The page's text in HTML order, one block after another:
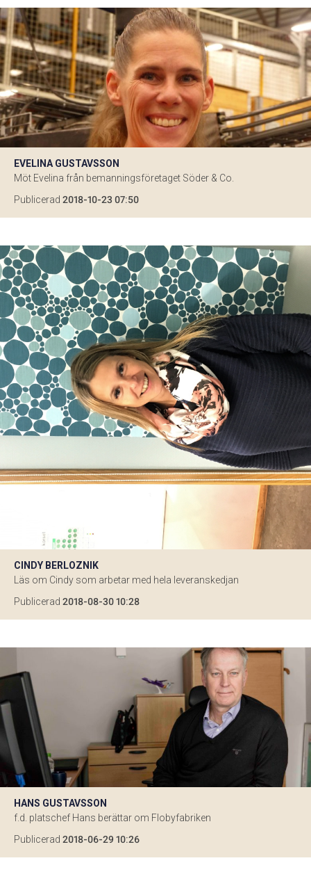
EVELINA GUSTAVSSON
Möt Evelina från bemanningsföretaget Söder & Co.
Publicerad 2018-10-23 07:50
CINDY BERLOZNIK
Läs om Cindy som arbetar med hela leveranskedjan
Publicerad 2018-08-30 10:28
HANS GUSTAVSSON
f.d. platschef Hans berättar om Flobyfabriken
Publicerad 2018-06-29 10:26